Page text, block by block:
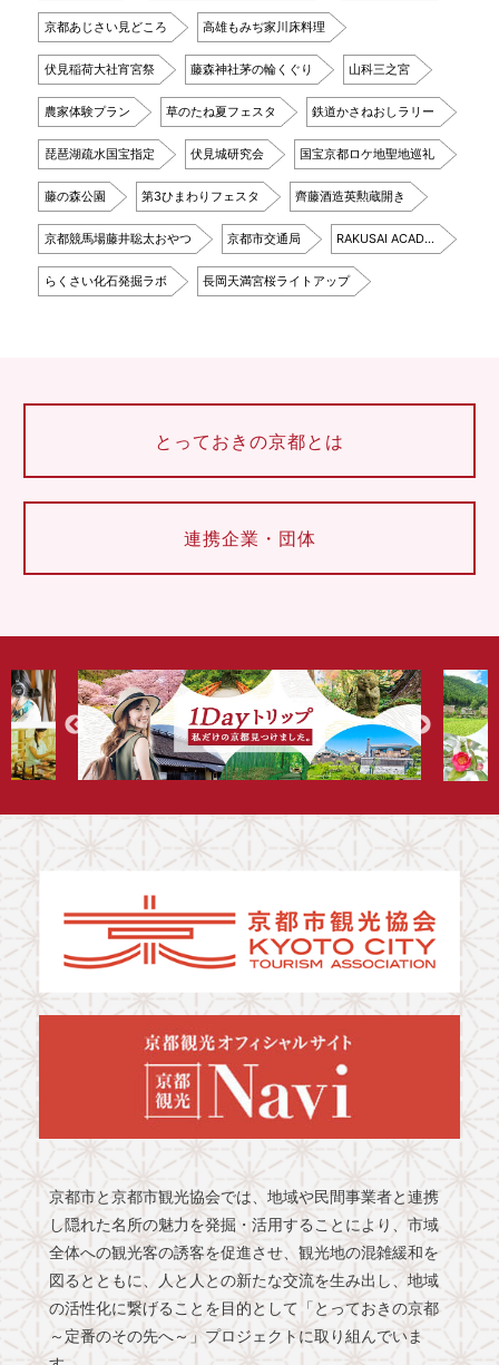
京都あじさい見どころ 高雄もみぢ家川床料理
伏見稲荷大社宵宮祭 藤森神社茅の輪くぐり 山科三之宮
農家体験プラン 草のたね夏フェスタ 鉄道かさねおしラリー
琵琶湖疏水国宝指定 伏見城研究会 国宝京都ロケ地聖地巡礼
藤の森公園 第3ひまわりフェスタ 齊藤酒造英勲蔵開き
京都競馬場藤井聡太おやつ 京都市交通局 RAKUSAI ACAD…
らくさい化石発掘ラボ 長岡天満宮桜ライトアップ
とっておきの京都とは
連携企業・団体
京都市と京都市観光協会では、地域や民間事業者と連携
し隠れた名所の魅力を発掘・活用することにより、市域
全体への観光客の誘客を促進させ、観光地の混雑緩和を
図るとともに、人と人との新たな交流を生み出し、地域
の活性化に繋げることを目的として「とっておきの京都
～定番のその先へ～」プロジェクトに取り組んでいま